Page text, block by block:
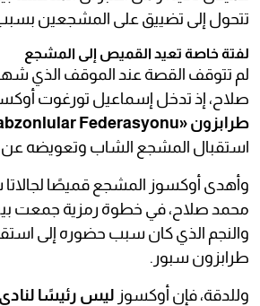
تتحول إلى تضييق على المشجعين بسبب
لفتة خاصة تعيد القميص إلى المشجع
لم تتوقف القصة عند الموقف الذي
صلاح، إذ تدخل إسماعيل تورغوت
طرابزون «Trabzonlular Federasyonu»
استقبال المشجع الشاب وتعويضه عن
وأهدى أوكسوز المشجع قميصًا
محمد صلاح، في خطوة رمزية جمعت
والنجم الذي كان سبب حضوره إلى
طرابزون سبور.
وللدقة، فإن أوكسوز ليس رئيسًا